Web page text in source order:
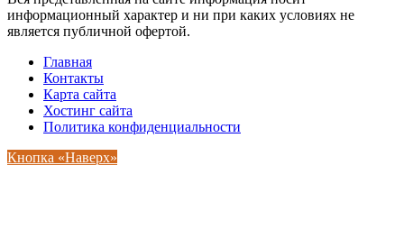
информационный характер и ни при каких условиях не
является публичной офертой.
Главная
Контакты
Карта сайта
Хостинг сайта
Политика конфиденциальности
Кнопка «Наверх»